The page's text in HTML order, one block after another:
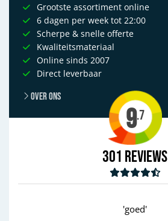
Grootste assortiment online
6 dagen per week tot 22:00
Scherpe & snelle offerte
Kwaliteitsmateriaal
Online sinds 2007
Direct leverbaar
Over ons
9.7
301 Reviews
'goed'